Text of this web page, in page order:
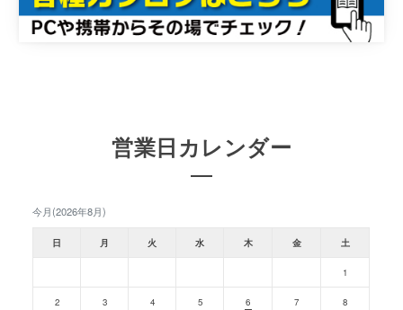
営業日カレンダー
今月(2026年8月)
日 月 火 水 木 金 土
1
2 3 4 5 6 7 8